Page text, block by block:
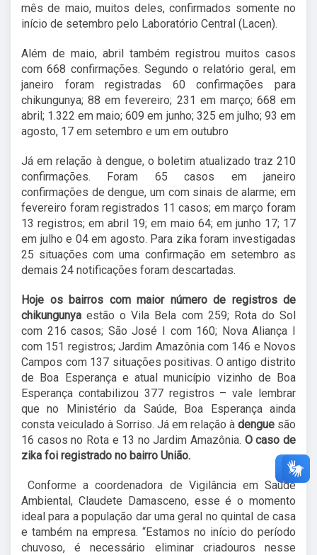
mês de maio, muitos deles, confirmados somente no
início de setembro pelo Laboratório Central (Lacen).
Além de maio, abril também registrou muitos casos
com 668 confirmações. Segundo o relatório geral, em
janeiro foram registradas 60 confirmações para
chikungunya; 88 em fevereiro; 231 em março; 668 em
abril; 1.322 em maio; 609 em junho; 325 em julho; 93 em
agosto, 17 em setembro e um em outubro
Já em relação à dengue, o boletim atualizado traz 210
confirmações. Foram 65 casos em janeiro
confirmações de dengue, um com sinais de alarme; em
fevereiro foram registrados 11 casos; em março foram
13 registros; em abril 19; em maio 64; em junho 17; 17
em julho e 04 em agosto. Para zika foram investigadas
25 situações com uma confirmação em setembro as
demais 24 notificações foram descartadas.
Hoje os bairros com maiornúmero de registros de
chikungunyaestão o Vila Bela com 259; Rota do Sol
com 216 casos; São José I com 160; Nova Aliança I
com 151 registros; Jardim Amazônia com 146 e Novos
Campos com 137 situações positivas. O antigo distrito
de Boa Esperança e atual município vizinho de Boa
Esperança contabilizou 377 registros – vale lembrar
que no Ministério da Saúde, Boa Esperança ainda
consta veiculado à Sorriso. Já em relação à dengue são
16 casos no Rota e 13 no Jardim Amazônia. O caso de
zika foi registrado no bairro União.
Conforme a coordenadora de Vigilância em Saúde
Ambiental, Claudete Damasceno, esse é o momento
ideal para a população dar uma geral no quintal de casa
e também na empresa. “Estamos no início do período
chuvoso, é necessário eliminar criadouros nesse